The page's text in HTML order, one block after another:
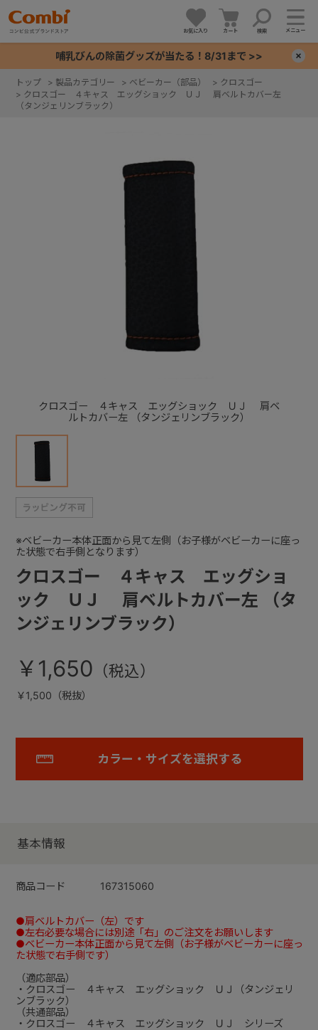
お気に入り カート 検索 メニュー
哺乳びんの除菌グッズが当たる！8/31まで >>
トップ > 製品カテゴリー > ベビーカー（部品） > クロスゴー
> クロスゴー ４キャス エッグショック ＵＪ 肩ベルトカバー左
（タンジェリンブラック）
クロスゴー ４キャス エッグショック ＵＪ 肩ベ
ルトカバー左 （タンジェリンブラック）
クロスゴー ４キャス エッグショ
ック ＵＪ 肩ベルトカバー左 （タ
ンジェリンブラック）
※ベビーカー本体正面から見て左側（お子様がベビーカーに座っ
た状態で右手側となります）
￥1,650
￥1,500（税抜）
カラー・サイズを選択する
基本情報
商品コード 167315060
●肩ベルトカバー（左）です
●左右必要な場合には別途「右」のご注文をお願いします
●ベビーカー本体正面から見て左側（お子様がベビーカーに座っ
た状態で右手側です）
（適応部品）
・クロスゴー ４キャス エッグショック ＵＪ（タンジェリ
ンブラック）
（共通部品）
・クロスゴー ４キャス エッグショック ＵＪ シリーズ